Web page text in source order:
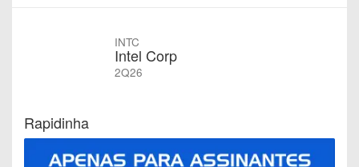
INTC
Intel Corp
2Q26
Rapidinha